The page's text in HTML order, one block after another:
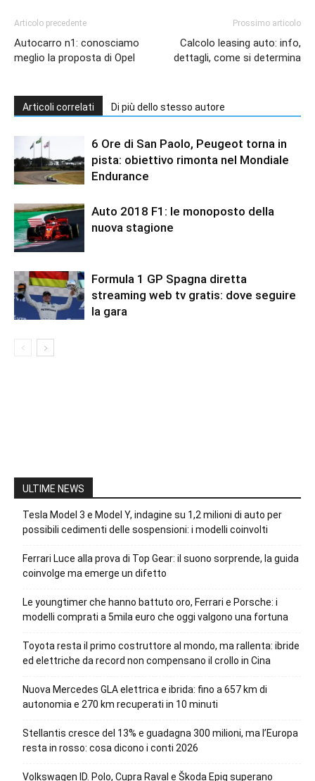
Articolo precedente
Autocarro n1: conosciamo
meglio la proposta di Opel
Prossimo articolo
Calcolo leasing auto: info,
dettagli, come si determina
Articoli correlati Di più dello stesso autore
6 Ore di San Paolo, Peugeot torna in
pista: obiettivo rimonta nel Mondiale
Endurance
Auto 2018 F1: le monoposto della
nuova stagione
Formula 1 GP Spagna diretta
streaming web tv gratis: dove seguire
la gara
ULTIME NEWS
Tesla Model 3 e Model Y, indagine su 1,2 milioni di auto per
possibili cedimenti delle sospensioni: i modelli coinvolti
Ferrari Luce alla prova di Top Gear: il suono sorprende, la guida
coinvolge ma emerge un difetto
Le youngtimer che hanno battuto oro, Ferrari e Porsche: i
modelli comprati a 5mila euro che oggi valgono una fortuna
Toyota resta il primo costruttore al mondo, ma rallenta: ibride
ed elettriche da record non compensano il crollo in Cina
Nuova Mercedes GLA elettrica e ibrida: fino a 657 km di
autonomia e 270 km recuperati in 10 minuti
Stellantis cresce del 13% e guadagna 300 milioni, ma l’Europa
resta in rosso: cosa dicono i conti 2026
Volkswagen ID. Polo, Cupra Raval e Škoda Epiq superano